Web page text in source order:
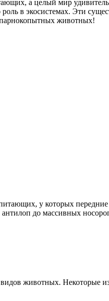
а целый мир
в экосистемах. Эти
животных!
у которых
до массивных
животных. Некоторые